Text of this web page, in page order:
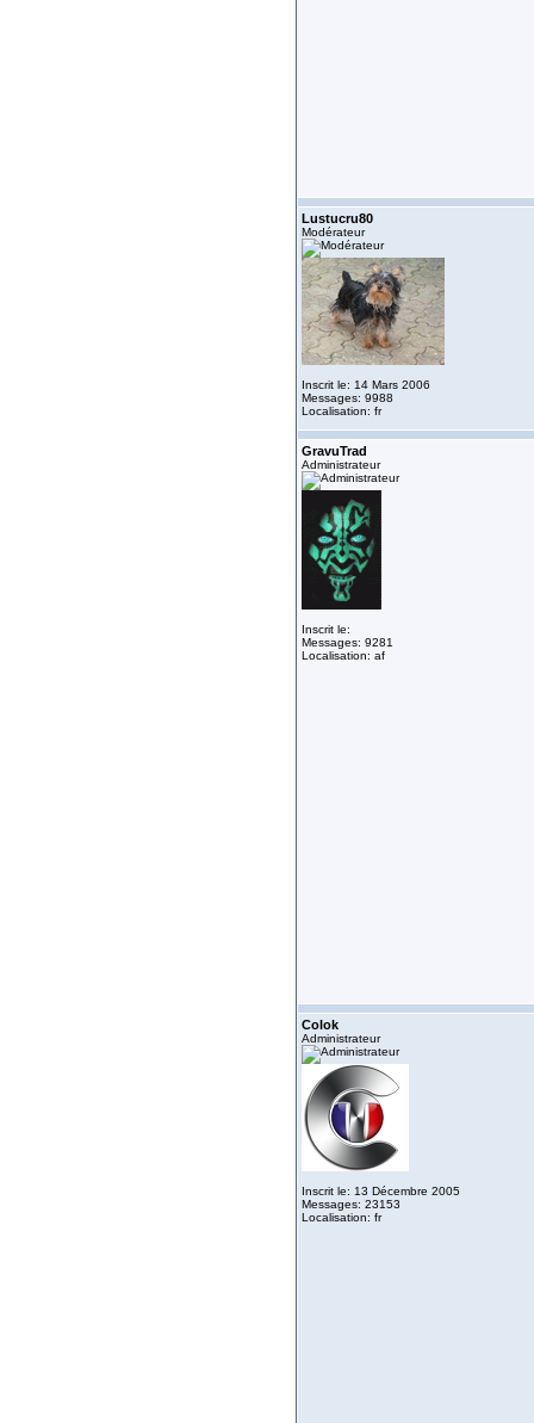
Lustucru80
Modérateur
Inscrit le: 14 Mars 2006
Messages: 9988
Localisation: fr
GravuTrad
Administrateur
Inscrit le:
Messages: 9281
Localisation: af
Colok
Administrateur
Inscrit le: 13 Décembre 2005
Messages: 23153
Localisation: fr